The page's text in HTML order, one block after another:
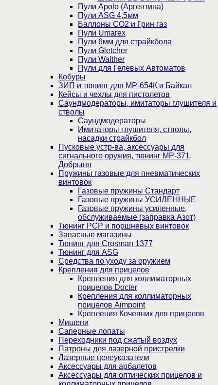
Пули Apolo (Аргентина)
Пули ASG 4,5мм
Баллоны CO2 и Грин газ
Пули Umarex
Пули 6мм для страйкбола
Пули Gletcher
Пули Walther
Пули для Гелевых Автоматов
Кобуры
ЗИП и тюнинг для МР-654К и Байкал
Кейсы и чехлы для пистолетов
Саундмодераторы, имитаторы глушителя и
стволы
Саундмодераторы
Имитаторы глушителя, стволы,
насадки страйкбол
Пусковые устр-ва, аксессуары для
сигнального оружия, тюнинг МР-371,
Добрыня
Пружины газовые для пневматических
винтовок
Газовые пружины Стандарт
Газовые пружины УСИЛЕННЫЕ
Газовые пружины усиленные,
обслуживаемые (заправка Азот)
Тюнинг PCP и поршневых винтовок
Запасные магазины
Тюнинг для Crosman 1377
Тюнинг для ASG
Средства по уходу за оружием
Крепления для прицелов
Крепления для коллиматорных
прицелов Docter
Крепления для коллиматорных
прицелов Aimpoint
Крепления Кочевник для прицелов
Мишени
Саперные лопаты
Переходники под сжатый воздух
Патроны для лазерной пристрелки
Лазерные целеуказатели
Аксессуары для арбалетов
Аксессуары для оптических прицелов и